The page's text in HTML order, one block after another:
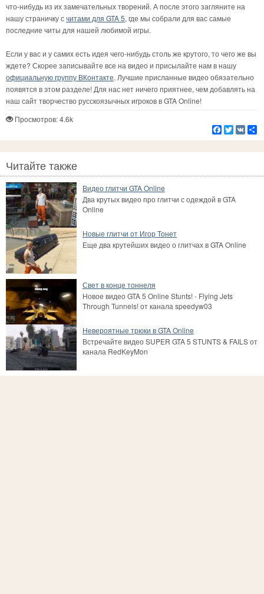
что-нибудь из их замечательных творений. А после этого загляните на
нашу страничку считами для GTA 5, где мы собрали для вас самые
последние читы для нашей любимой игры.
Если у вас и у самих есть идея чего-нибудь столь же крутого, то чего же вы
ждете? Скорее записывайте все на видео и присылайте нам в нашу
официальную группу ВКонтакте. Лучшие присланные видео обязательно
появятся в этом разделе! Для нас нет ничего приятнее, чем добавлять на
наш сайт творчество русскоязычных игроков в GTA Online!
Просмотров: 4.6k
Facebook
Twitter
VK
Читайте также
Видео глитчи GTA Online
Два крутых видео про глитчи с одеждой в GTA
Online
Новые глитчи от Игор Тонет
Еще два крутейших видео о глитчах в GTA Online
Свет в конце тоннеля
Новое видео GTA 5 Online Stunts! - Flying Jets
Through Tunnels! от канала speedyw03
Невероятные трюки в GTA Online
Встречайте видео SUPER GTA 5 STUNTS & FAILS от
канала RedKeyMon